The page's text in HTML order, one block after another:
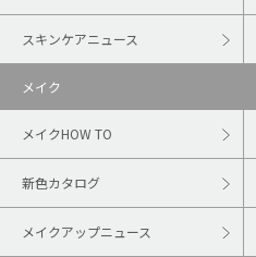
スキンケアニュース
メイク
メイクHOW TO
新色カタログ
メイクアップニュース